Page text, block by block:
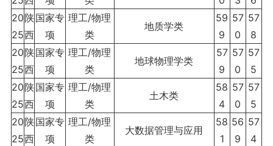
20
25
陕
西
国家专
项
理工/物理
类
地质学类
59
9
57
0
57
8
20
25
陕
西
国家专
项
理工/物理
类
地球物理学类
57
9
57
0
57
5
20
25
陕
西
国家专
项
理工/物理
类
土木类
58
4
57
0
57
5
20
25
陕
西
国家专
项
理工/物理
类
大数据管理与应用
58
1
56
9
57
4